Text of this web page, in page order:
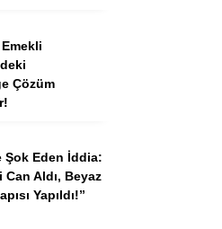
Çözüm
Şok Eden İddia:
Can Aldı, Beyaz
Yapıldı!”